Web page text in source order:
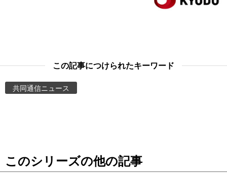
お知らせ
この記事につけられたキーワード
共同通信ニュース
このシリーズの他の記事